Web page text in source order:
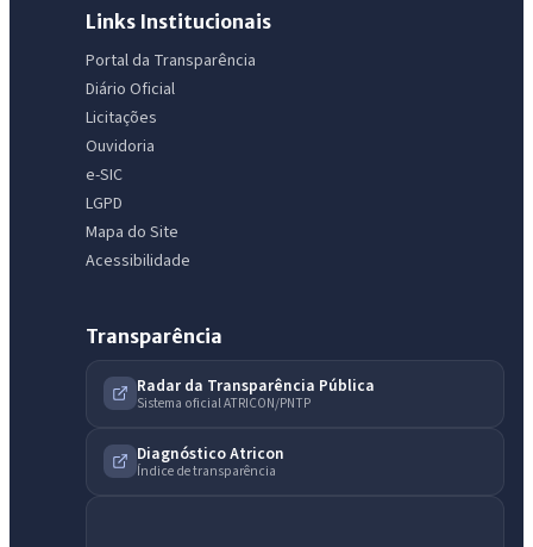
Links Institucionais
Portal da Transparência
Diário Oficial
Licitações
Ouvidoria
e-SIC
LGPD
Mapa do Site
Acessibilidade
Transparência
Radar da Transparência Pública
Sistema oficial ATRICON/PNTP
Diagnóstico Atricon
Índice de transparência